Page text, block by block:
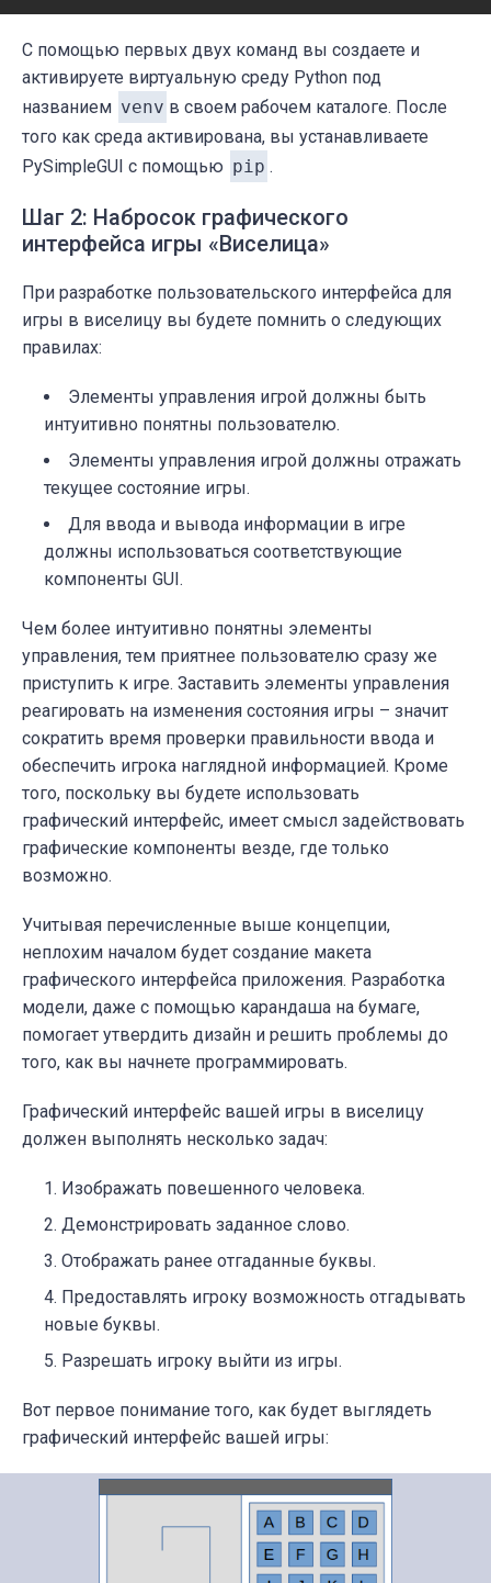
С помощью первых двух команд вы создаете и
активируете виртуальную среду Python под
названием venv в своем рабочем каталоге. После
того как среда активирована, вы устанавливаете
PySimpleGUI с помощью pip .
Шаг 2: Набросок графического
интерфейса игры «Виселица»
При разработке пользовательского интерфейса для
игры в виселицу вы будете помнить о следующих
правилах:
Элементы управления игрой должны быть
интуитивно понятны пользователю.
Элементы управления игрой должны отражать
текущее состояние игры.
Для ввода и вывода информации в игре
должны использоваться соответствующие
компоненты GUI.
Чем более интуитивно понятны элементы
управления, тем приятнее пользователю сразу же
приступить к игре. Заставить элементы управления
реагировать на изменения состояния игры – значит
сократить время проверки правильности ввода и
обеспечить игрока наглядной информацией. Кроме
того, поскольку вы будете использовать
графический интерфейс, имеет смысл задействовать
графические компоненты везде, где только
возможно.
Учитывая перечисленные выше концепции,
неплохим началом будет создание макета
графического интерфейса приложения. Разработка
модели, даже с помощью карандаша на бумаге,
помогает утвердить дизайн и решить проблемы до
того, как вы начнете программировать.
Графический интерфейс вашей игры в виселицу
должен выполнять несколько задач:
Изображать повешенного человека.
Демонстрировать заданное слово.
Отображать ранее отгаданные буквы.
Предоставлять игроку возможность отгадывать
новые буквы.
Разрешать игроку выйти из игры.
Вот первое понимание того, как будет выглядеть
графический интерфейс вашей игры: